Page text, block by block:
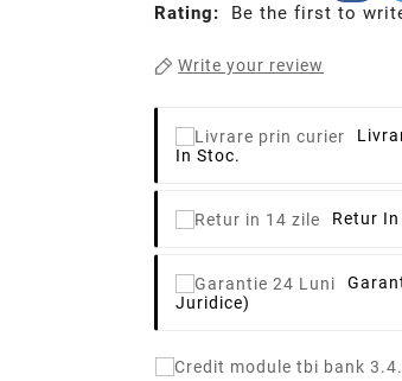
Rating: Be the first to
Write your review
In Stoc.
Retur
Juridice)